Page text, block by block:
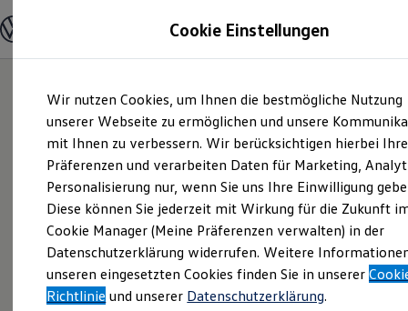
Hauptinhalt
springen
Footer
springen
Modelle und Konfigurator
Modelle vergleichen
Elektroautos
ENERGY Sondermodelle
Nutzfahrzeuge
SUV und CUV
Familienautos
Kombis
Kompaktwagen
Sportwagen
Schnell verfügbare Fahrzeuge
Angebote und Produkte
Aktuelle Angebote
E-Auto-Förderung
Volkswagen Marktplatz
Cookie Einstellungen
Wir nutzen Cookies, um Ihnen die bestmögliche Nutzung
unserer Webseite zu ermöglichen und unsere
mit Ihnen zu verbessern. Wir berücksichtigen hierbei Ihre
Präferenzen und verarbeiten Daten für Marketing,
Personalisierung nur, wenn Sie uns Ihre Einwilligung
Diese können Sie jederzeit mit Wirkung für die Zukunft
Cookie Manager (Meine Präferenzen verwalten) in der
Datenschutzerklärung widerrufen. Weitere
unseren eingesetzten Cookies finden Sie in unserer
Richtlinie und unserer Datenschutzerklärung.